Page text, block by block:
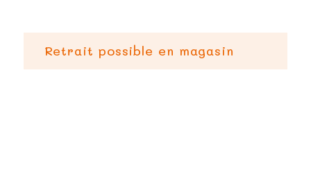
Retrait possible en magasin